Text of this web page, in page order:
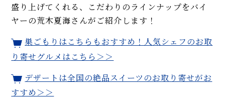
盛り上げてくれる、こだわりのラインナップをバイ
ヤーの荒木夏海さんがご紹介します！
巣ごもりはこちらもおすすめ！人気シェフのお取
り寄せグルメはこちら＞＞
デザートは全国の絶品スイーツのお取り寄せがお
すすめ＞＞